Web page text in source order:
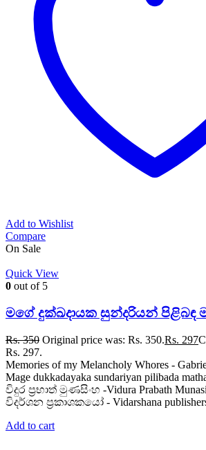
Add to Wishlist
Compare
On Sale
Quick View
0 out of 5
මගේ දුක්ඛදායක සුන්දරියන් පිළිබඳ
Rs.350 Original price was: Rs. 350.Rs. 297
Rs. 297.
Memories of my Melancholy Whores -
Mage dukkadayaka sundariyan pilibada
විදුර ප්‍රභාත් මුණසිංහ -Vidura Prabath
විදර්ශන ප්‍රකාශකයෝ - Vidarshana
Add to cart